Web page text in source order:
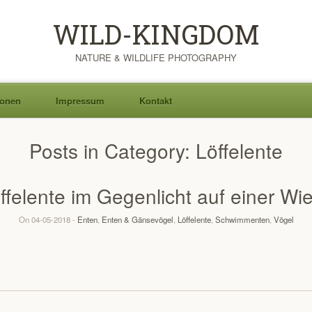
WILD-KINGDOM
NATURE & WILDLIFE PHOTOGRAPHY
Impressum Kontakt
Posts in Category: Löffelente
im Gegenlicht auf einer
On 04-05-2018 - Enten, Enten & Gänsevögel Löffelente, Schwimmenten, Vögel